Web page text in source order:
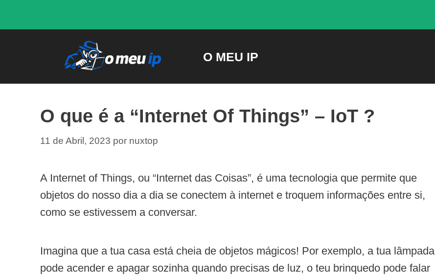
O MEU IP
O que é a “Internet Of Things” – IoT ?
11 de Abril, 2023 por nuxtop
A Internet of Things, ou “Internet das Coisas”, é uma tecnologia que permite que
objetos do nosso dia a dia se conectem à internet e troquem informações entre si,
como se estivessem a conversar.
Imagina que a tua casa está cheia de objetos mágicos! Por exemplo, a tua lâmpada
pode acender e apagar sozinha quando precisas de luz, o teu brinquedo pode falar